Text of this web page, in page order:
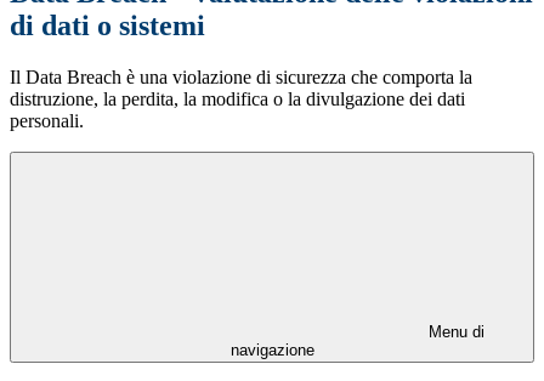
di dati o sistemi
Il Data Breach è una violazione di sicurezza che comporta la
distruzione, la perdita, la modifica o la divulgazione dei dati
personali.
Menu di
navigazione